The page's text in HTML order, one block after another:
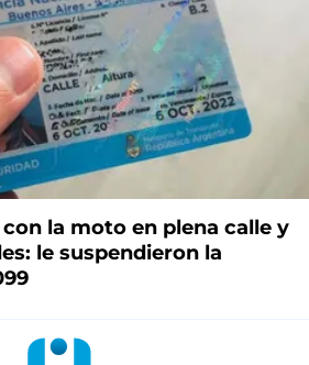
la moto en plena calle y
le suspendieron la